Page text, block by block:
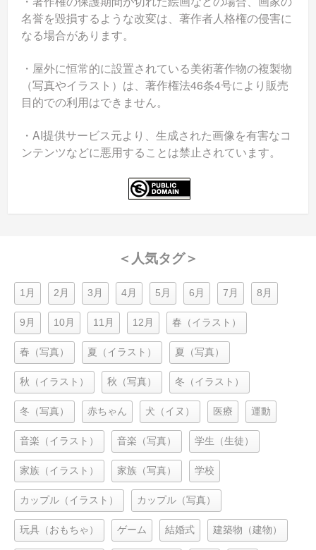
名誉を毀損するような改変は、著作者人格権の侵害に
なる場合があります。
・屋外に恒常的に設置されている美術著作物の複製物
（写真やイラスト）は、著作権法46条4号により販売
目的での利用はできません。
・AI提供サービス元より、生成された画像を有害なコ
ンテンツなどに悪用することは禁止されています。
＜人気タグ＞
1月 2月 3月 4月 5月 6月 7月 8月
9月 10月 11月 12月 春（イラスト）
春（写真） 夏（イラスト） 夏（写真）
秋（イラスト） 秋（写真） 冬（イラスト）
冬（写真） 赤ちゃん 犬（イヌ） 医療 運動
音楽（イラスト） 音楽（写真） 学生（生徒）
家族（イラスト） 家族（写真） 学校
カップル（イラスト） カップル（写真）
玩具（おもちゃ） ゲーム 結婚式 建築物（建物）